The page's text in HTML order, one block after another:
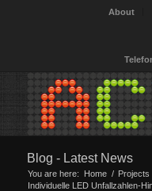
About
Blog - Latest News
You are here: Home / Projects
Individuelle LED Unfallzahlen-